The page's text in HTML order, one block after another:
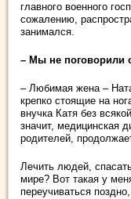
главного военного
сожалению,
занимался.
– Мы не поговорили
– Любимая жена –
крепко стоящие на
внучка Катя без
значит, медицинская
родителей,
Лечить людей,
мире? Вот такая у
переучиваться